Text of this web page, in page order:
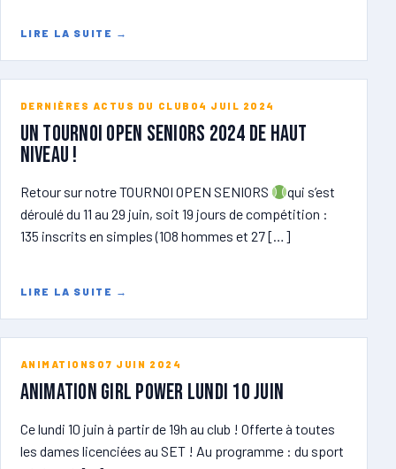
LIRE LA SUITE →
DERNIÈRES ACTUS DU CLUB 04 JUIL 2024
Un tournoi open seniors 2024 de haut
niveau !
Retour sur notre TOURNOI OPEN SENIORS
qui s’est
déroulé du 11 au 29 juin, soit 19 jours de compétition :
135 inscrits en simples (108 hommes et 27 […]
LIRE LA SUITE →
ANIMATIONS 07 JUIN 2024
ANIMATION GIRL POWER lundi 10 juin
Ce lundi 10 juin à partir de 19h au club ! Offerte à toutes
les dames licenciées au SET ! Au programme : du sport